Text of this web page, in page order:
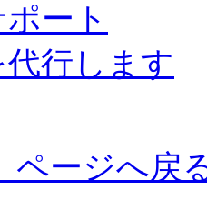
ート
行します
ページへ戻